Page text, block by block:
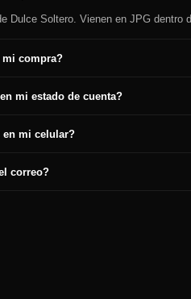
Dulce Soltero. Vienen en JPG dentro
mi compra?
mi estado de cuenta?
en mi celular?
correo?